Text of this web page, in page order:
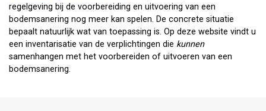
regelgeving bij de voorbereiding en uitvoering van een
bodemsanering nog meer kan spelen. De concrete situatie
bepaalt natuurlijk wat van toepassing is. Op deze website vindt u
een inventarisatie van de verplichtingen die kunnen
samenhangen met het voorbereiden of uitvoeren van een
bodemsanering.